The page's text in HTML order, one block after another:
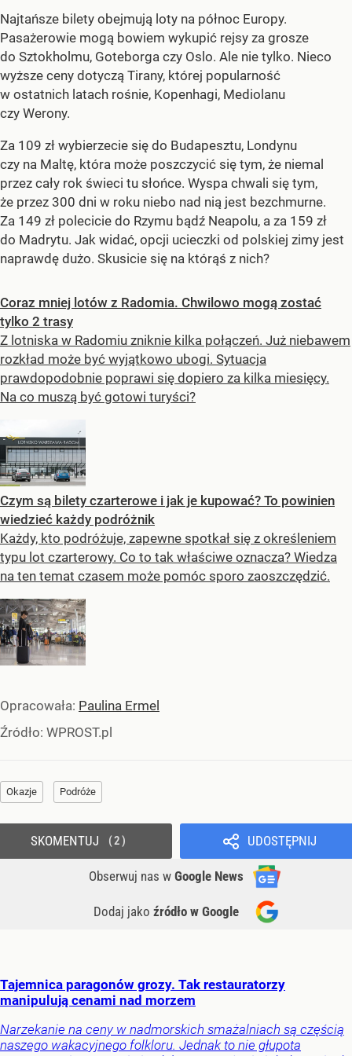
Najtańsze bilety obejmują loty na północ Europy.
Pasażerowie mogą bowiem wykupić rejsy za grosze
do Sztokholmu, Goteborga czy Oslo. Ale nie tylko. Nieco
wyższe ceny dotyczą Tirany, której popularność
w ostatnich latach rośnie, Kopenhagi, Mediolanu
czy Werony.
Za 109 zł wybierzecie się do Budapesztu, Londynu
czy na Maltę, która może poszczycić się tym, że niemal
przez cały rok świeci tu słońce. Wyspa chwali się tym,
że przez 300 dni w roku niebo nad nią jest bezchmurne.
Za 149 zł polecicie do Rzymu bądź Neapolu, a za 159 zł
do Madrytu. Jak widać, opcji ucieczki od polskiej zimy jest
naprawdę dużo. Skusicie się na którąś z nich?
Coraz mniej lotów z Radomia. Chwilowo mogą zostać
tylko 2 trasy
Z lotniska w Radomiu zniknie kilka połączeń. Już niebawem
rozkład może być wyjątkowo ubogi. Sytuacja
prawdopodobnie poprawi się dopiero za kilka miesięcy.
Na co muszą być gotowi turyści?
Czym są bilety czarterowe i jak je kupować? To powinien
wiedzieć każdy podróżnik
Każdy, kto podróżuje, zapewne spotkał się z określeniem
typu lot czarterowy. Co to tak właściwe oznacza? Wiedza
na ten temat czasem może pomóc sporo zaoszczędzić.
Opracowała: Paulina Ermel
Źródło: WPROST.pl
Okazje Podróże
UDOSTĘPNIJ
Obserwuj nas w Google News
Dodaj jako źródło w Google
SKOMENTUJ 2
Tajemnica paragonów grozy. Tak restauratorzy
manipulują cenami nad morzem
Narzekanie na ceny w nadmorskich smażalniach są częścią
naszego wakacyjnego folkloru. Jednak to nie głupota